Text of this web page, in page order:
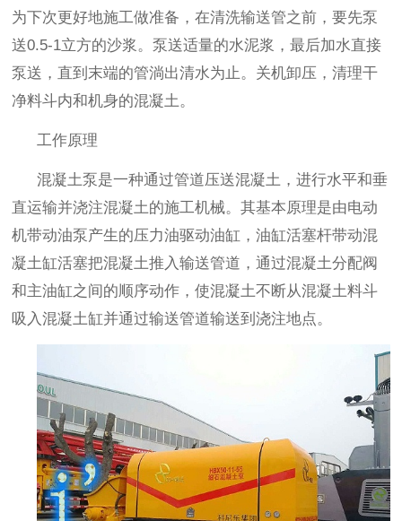
为下次更好地施工做准备，在清洗输送管之前，要先泵
送0.5-1立方的沙浆。泵送适量的水泥浆，最后加水直接
泵送，直到末端的管淌出清水为止。关机卸压，清理干
净料斗内和机身的混凝土。
工作原理
混凝土泵是一种通过管道压送混凝土，进行水平和垂
直运输并浇注混凝土的施工机械。其基本原理是由电动
机带动油泵产生的压力油驱动油缸，油缸活塞杆带动混
凝土缸活塞把混凝土推入输送管道，通过混凝土分配阀
和主油缸之间的顺序动作，使混凝土不断从混凝土料斗
吸入混凝土缸并通过输送管道输送到浇注地点。